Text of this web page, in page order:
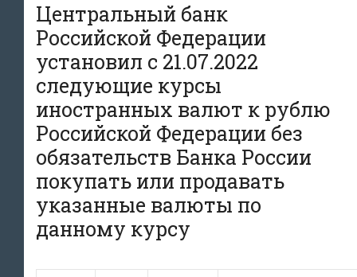
Центральный банк
Российской Федерации
установил с 21.07.2022
следующие курсы
иностранных валют к рублю
Российской Федерации без
обязательств Банка России
покупать или продавать
указанные валюты по
данному курсу